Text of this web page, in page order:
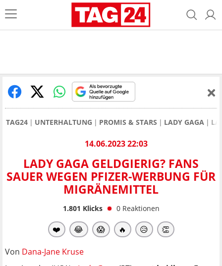
TAG24 UNTERHALTUNG PROMIS & STARS LADY GAGA
14.06.2023 22:03
LADY GAGA GELDGIERIG? FANS
SAUER WEGEN PFIZER-WERBUNG FÜR
MIGRÄNEMITTEL
1.801 Klicks 0 Reaktionen
❤️ 😂 😱 🔥 😥 👏
Von Dana-Jane Kruse